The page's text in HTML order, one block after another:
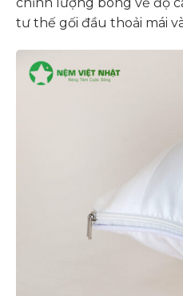
tư thế gối đầu thoải mái